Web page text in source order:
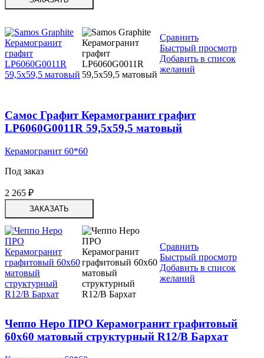
Сравнить
Быстрый просмотр
Добавить в список
желаний
Самос Графит Керамогранит графит
LP6060G0011R 59,5х59,5 матовый
Керамогранит 60*60
Под заказ
2 265 ₽
ЗАКАЗАТЬ
Сравнить
Быстрый просмотр
Добавить в список
желаний
Чеппо Неро ПРО Керамогранит графитовый
60х60 матовый структурный R12/B Бархат